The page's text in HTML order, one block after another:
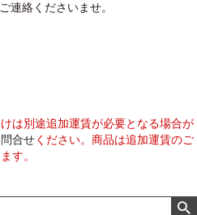
連絡くださいませ。
は別途追加運賃が必要となる場合が
合せください。商品は追加運賃のご
す。